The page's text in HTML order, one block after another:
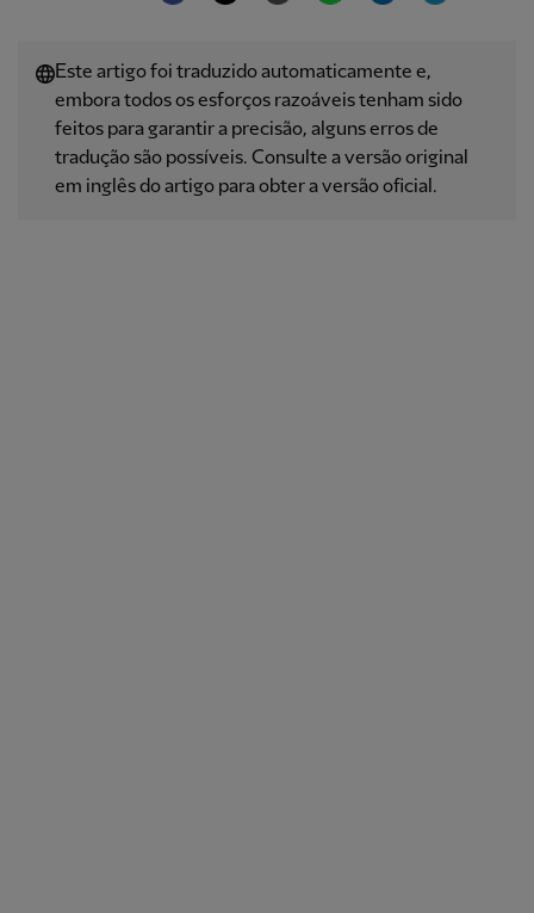
Este artigo foi traduzido automaticamente e,
embora todos os esforços razoáveis ​​tenham sido
feitos para garantir a precisão, alguns erros de
tradução são possíveis. Consulte a versão original
em inglês do artigo para obter a versão oficial.